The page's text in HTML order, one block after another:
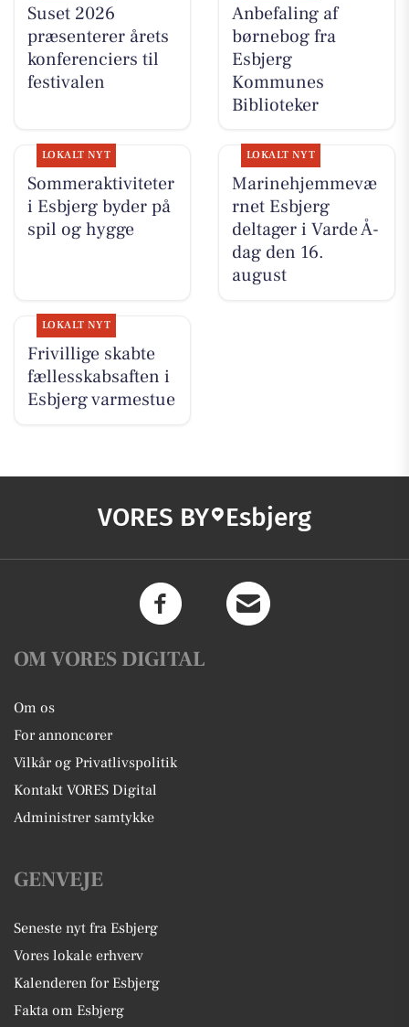
Suset 2026
præsenterer årets
konferenciers til
festivalen
Anbefaling af
børnebog fra
Esbjerg
Kommunes
Biblioteker
LOKALT NYT
Sommeraktiviteter
i Esbjerg byder på
spil og hygge
LOKALT NYT
Marinehjemmevæ
rnet Esbjerg
deltager i Varde Å-
dag den 16.
august
LOKALT NYT
Frivillige skabte
fællesskabsaften i
Esbjerg varmestue
VORES BY Esbjerg
OM VORES DIGITAL
Om os
For annoncører
Vilkår og Privatlivspolitik
Kontakt VORES Digital
Administrer samtykke
GENVEJE
Seneste nyt fra Esbjerg
Vores lokale erhverv
Kalenderen for Esbjerg
Fakta om Esbjerg